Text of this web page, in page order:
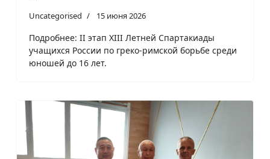
Uncategorised 15 июня 2026
Подробнее: II этап XIII Летней Спартакиады
учащихся России по греко-римской борьбе среди
юношей до 16 лет.